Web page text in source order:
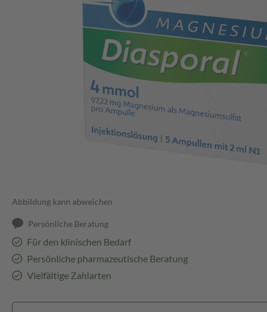
Abbildung kann abweichen
Persönliche Beratung
Für den klinischen Bedarf
Persönliche pharmazeutische Beratung
Vielfältige Zahlarten